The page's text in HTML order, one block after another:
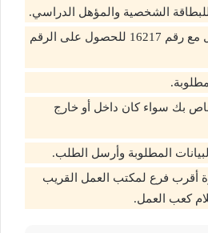
للبطاقة الشخصية والمؤهل الدراسي.
بعد ذلك قم بالتواصل مع رقم 16217 للحصول على الرقم
بك سواء كان داخل أو خارج
المطلوبة وأرسل الطلب.
أقرب فرع لمكتب العمل القريب
كعب العمل.